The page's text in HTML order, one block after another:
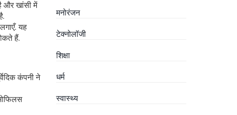
और खांसी में
यह
हैं.
कंपनी ने
मनोरंजन
टेक्नोलॉजी
शिक्षा
धर्म
स्वास्थ्य